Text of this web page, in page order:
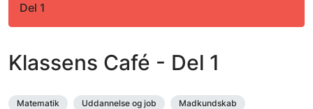
Del 1
Klassens Café - Del 1
Matematik Uddannelse og job
Madkundskab